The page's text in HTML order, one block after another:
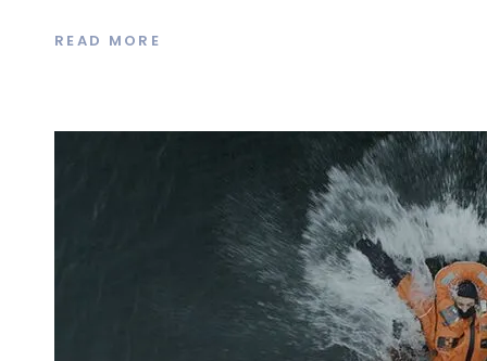
READ MORE